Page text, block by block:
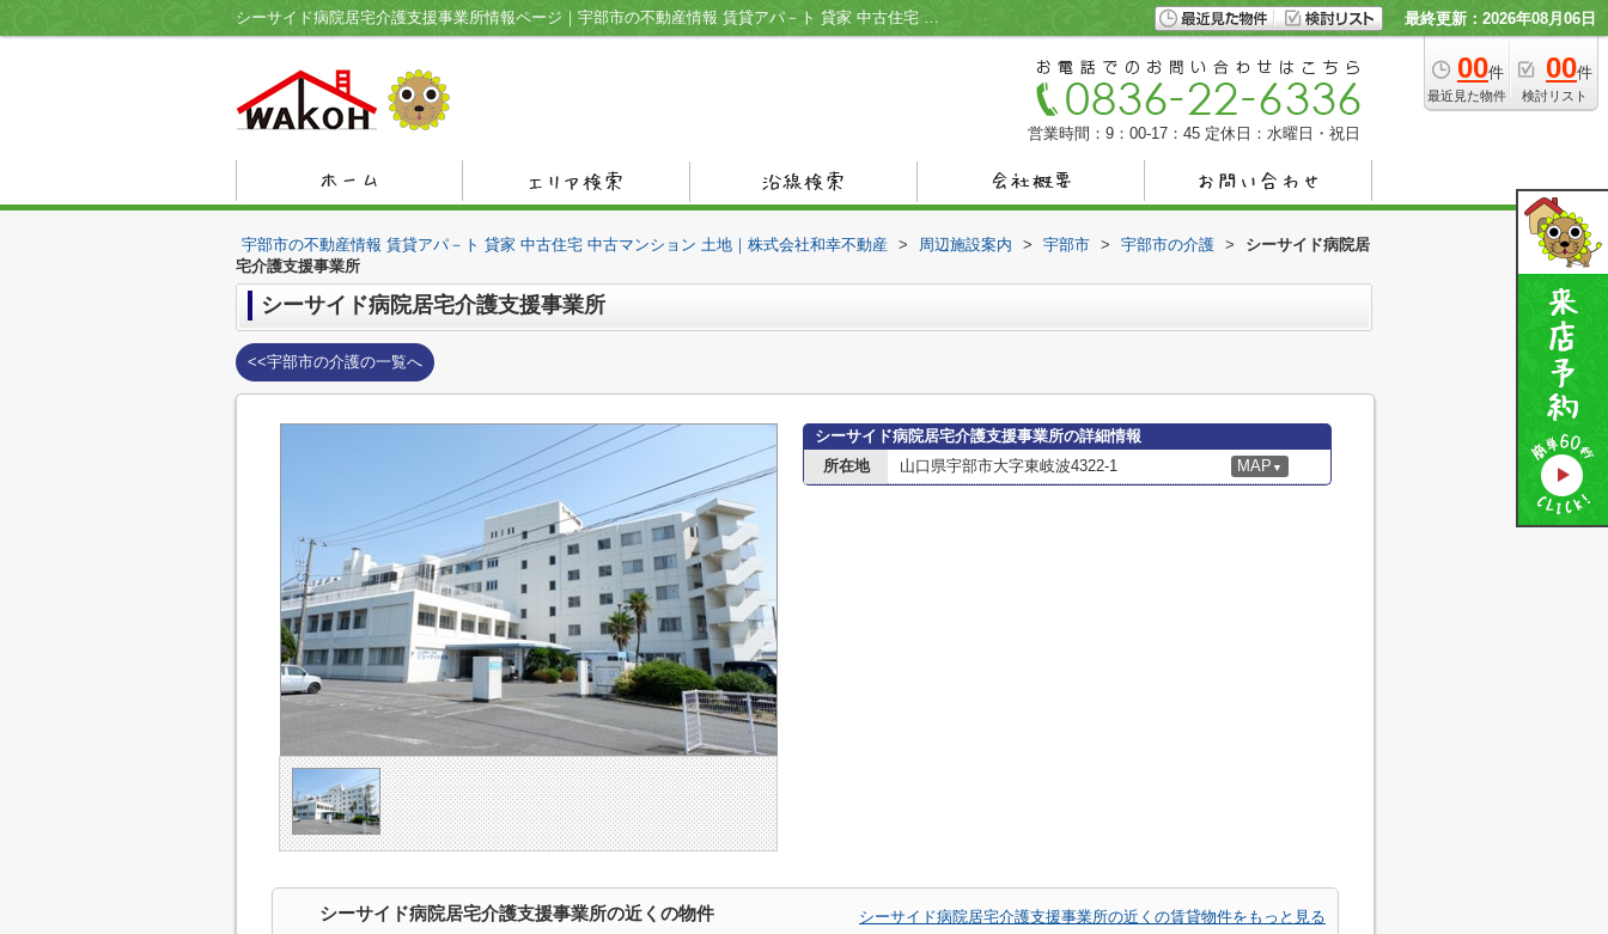
シーサイド病院居宅介護支援事業所情報ページ｜宇部市の不動産情報 賃貸アパ－ト 貸家 中古住宅 中古マンション 土地｜株式会社和幸不動産 最終更新：2026年08月06日
00件
最近見た物件
00件
検討リスト
営業時間：9：00-17：45 定休日：水曜日・祝日
宇部市の不動産情報 賃貸アパ－ト 貸家 中古住宅 中古マンション 土地｜株式会社和幸不動産 > 周辺施設案内 > 宇部市 > 宇部市の介護 >
シーサイド病院居
宅介護支援事業所
シーサイド病院居宅介護支援事業所
<<宇部市の介護の一覧へ
シーサイド病院居宅介護支援事業所の詳細情報
所在地
山口県宇部市大字東岐波4322-1 MAP ▼
シーサイド病院居宅介護支援事業所の近くの物件
シーサイド病院居宅介護支援事業所の近くの賃貸物件をもっと見る